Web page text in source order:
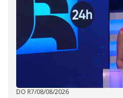
DO R7/08/08/2026